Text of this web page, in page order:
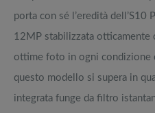
porta con sé l’eredità dell’S10
12MP stabilizzata otticamente
ottime foto in ogni condizione
questo modello si supera in
integrata funge da filtro